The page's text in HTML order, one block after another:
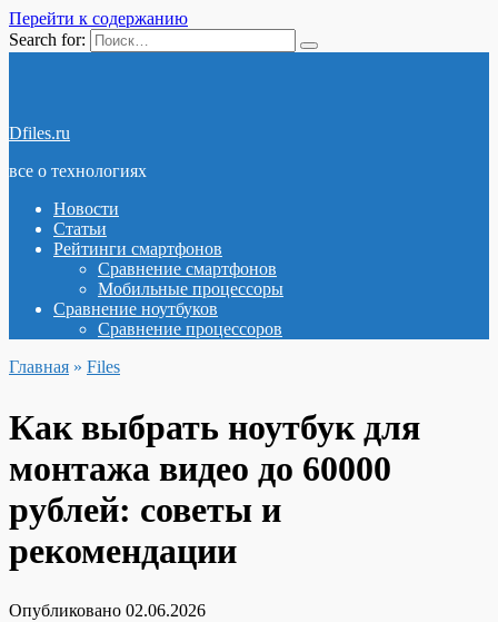
Перейти к содержанию
Search for:
Dfiles.ru
все о технологиях
Новости
Статьи
Рейтинги смартфонов
Сравнение смартфонов
Мобильные процессоры
Сравнение ноутбуков
Сравнение процессоров
Главная » Files
Как выбрать ноутбук для
монтажа видео до 60000
рублей: советы и
рекомендации
Опубликовано 02.06.2026